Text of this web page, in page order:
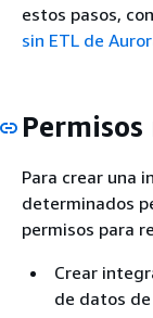
estos pasos,
sin ETL de
Permisos
Para crear una
determinados
permisos para
Crear
de datos